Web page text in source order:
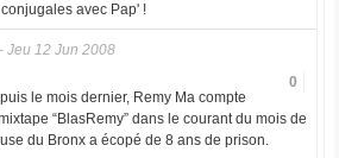
avec Pap' !
- Jeu 12 Jun 2008
0
le mois dernier, Remy Ma compte
“BlasRemy” dans le courant du mois de
du Bronx a écopé de 8 ans de prison.